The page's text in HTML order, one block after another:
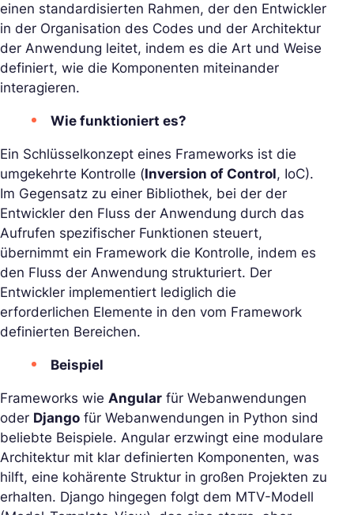
einen standardisierten Rahmen, der den Entwickler
in der Organisation des Codes und der Architektur
der Anwendung leitet, indem es die Art und Weise
definiert, wie die Komponenten miteinander
interagieren.
Wie funktioniert es?
Ein Schlüsselkonzept eines Frameworks ist die
umgekehrte Kontrolle (Inversion of Control, IoC).
Im Gegensatz zu einer Bibliothek, bei der der
Entwickler den Fluss der Anwendung durch das
Aufrufen spezifischer Funktionen steuert,
übernimmt ein Framework die Kontrolle, indem es
den Fluss der Anwendung strukturiert. Der
Entwickler implementiert lediglich die
erforderlichen Elemente in den vom Framework
definierten Bereichen.
Beispiel
Frameworks wie Angular für Webanwendungen
oder Django für Webanwendungen in Python sind
beliebte Beispiele. Angular erzwingt eine modulare
Architektur mit klar definierten Komponenten, was
hilft, eine kohärente Struktur in großen Projekten zu
erhalten. Django hingegen folgt dem MTV-Modell